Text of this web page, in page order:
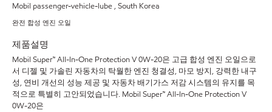
Mobil passenger-vehicle-lube , South Korea
완전 합성 엔진 오일
제품설명
Mobil Super™ All-In-One Protection V 0W-20은 고급 합성 엔진 오일으로
서 디젤 및 가솔린 자동차의 탁월한 엔진 청결성, 마모 방지, 강력한 내구
성, 연비 개선의 성능 제공 및 자동차 배기가스 저감 시스템의 유지를 목
적으로 특별히 고안되었습니다. Mobil Super™ All-In-One Protection V
0W-20은